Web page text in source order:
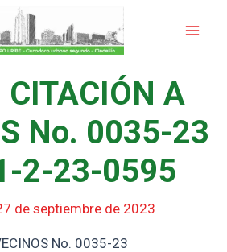
CITACIÓN A
No. 0035-23
2-23-0595
de septiembre de 2023
No. 0035-23